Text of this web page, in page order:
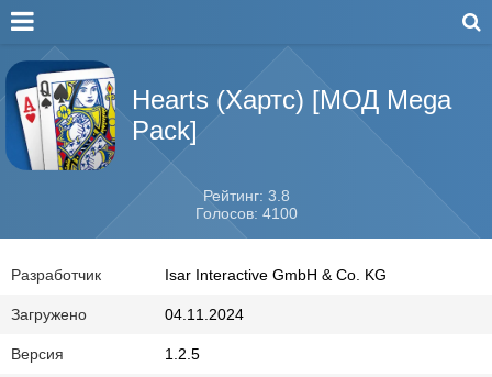
Hearts (Хартс) [МОД Mega
Pack]
Рейтинг: 3.8
Голосов: 4100
Разработчик Isar Interactive GmbH & Co. KG
Загружено 04.11.2024
Версия 1.2.5